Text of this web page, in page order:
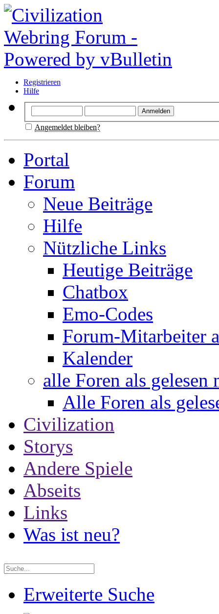
Registrieren
Hilfe
Angemeldet bleiben?
Portal
Forum
Neue Beiträge
Hilfe
Nützliche Links
Heutige Beiträge
Chatbox
Emo-Codes
Forum-Mitarbeiter
Kalender
alle Foren als gelesen
Alle Foren als
Civilization
Storys
Andere Spiele
Abseits
Links
Was ist neu?
Erweiterte Suche